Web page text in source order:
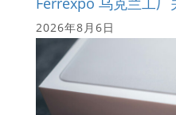
2026年8月6日